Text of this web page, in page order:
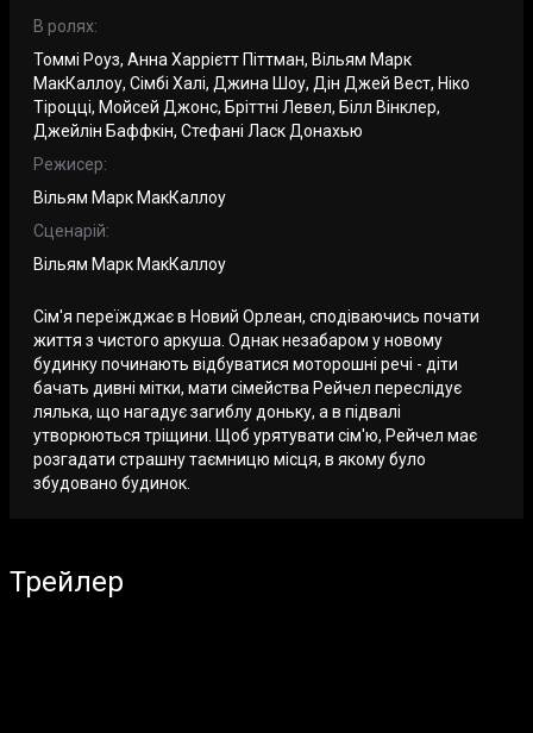
В ролях:
Томмі Роуз, Анна Харрієтт Піттман, Вільям Марк
МакКаллоу, Сімбі Халі, Джина Шоу, Дін Джей Вест, Ніко
Тіроцці, Мойсей Джонс, Бріттні Левел, Білл Вінклер,
Джейлін Баффкін, Стефані Ласк Донахью
Режисер:
Вільям Марк МакКаллоу
Сценарій:
Вільям Марк МакКаллоу
Сім'я переїжджає в Новий Орлеан, сподіваючись почати
життя з чистого аркуша. Однак незабаром у новому
будинку починають відбуватися моторошні речі - діти
бачать дивні мітки, мати сімейства Рейчел переслідує
лялька, що нагадує загиблу доньку, а в підвалі
утворюються тріщини. Щоб урятувати сім'ю, Рейчел має
розгадати страшну таємницю місця, в якому було
збудовано будинок.
Трейлер